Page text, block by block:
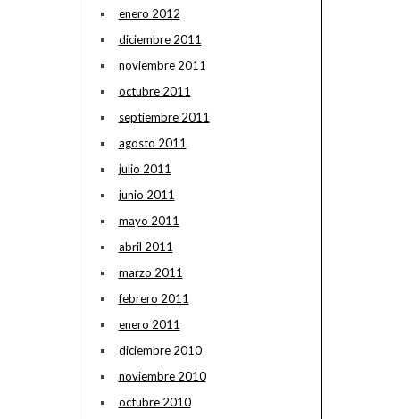
enero 2012
diciembre 2011
noviembre 2011
octubre 2011
septiembre 2011
agosto 2011
julio 2011
junio 2011
mayo 2011
abril 2011
marzo 2011
febrero 2011
enero 2011
diciembre 2010
noviembre 2010
octubre 2010